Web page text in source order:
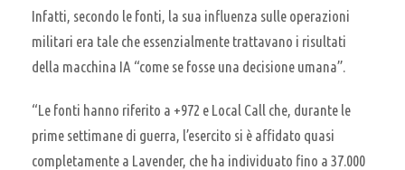
Infatti, secondo le fonti, la sua influenza sulle operazioni
militari era tale che essenzialmente trattavano i risultati
della macchina IA “come se fosse una decisione umana”.
“Le fonti hanno riferito a +972 e Local Call che, durante le
prime settimane di guerra, l’esercito si è affidato quasi
completamente a Lavender, che ha individuato fino a 37.000